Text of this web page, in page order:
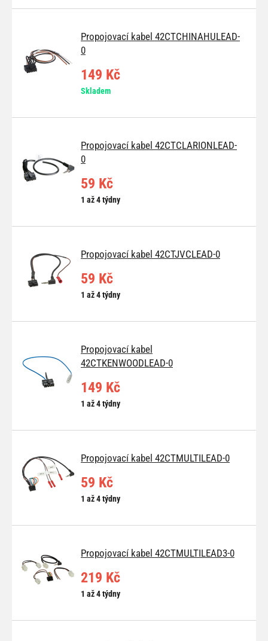
Propojovací kabel 42CTCHINAHULEAD-
0
149 Kč
Skladem
Propojovací kabel 42CTCLARIONLEAD-
0
59 Kč
1 až 4 týdny
Propojovací kabel 42CTJVCLEAD-0
59 Kč
1 až 4 týdny
Propojovací kabel
42CTKENWOODLEAD-0
149 Kč
1 až 4 týdny
Propojovací kabel 42CTMULTILEAD-0
59 Kč
1 až 4 týdny
Propojovací kabel 42CTMULTILEAD3-0
219 Kč
1 až 4 týdny